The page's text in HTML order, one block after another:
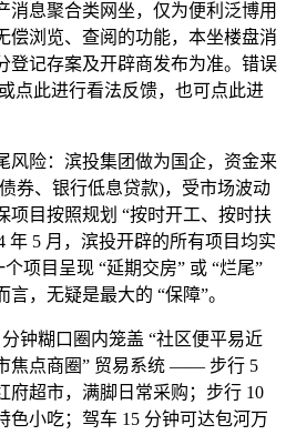
息聚合类网坐，仅为便利泛博用
偿浏览、查阅的功能，本坐楼盘消
登记存案及开辟商发布为准。错误
点此进行看法反馈，也可点此进
险：滨投集团做为国企，资金来
券、银行低息贷款)，受市场波动
项目按照规划 “按时开工、按时扶
年 5 月，滨投开辟的所有项目均实
项目呈现 “延期交房” 或 “烂尾”
，无疑是最大的 “保障”。
糊口圈内笼盖 “社区便平易近
焦点商圈” 贸易系统 —— 步行 5
府超市，满脚日常采购；步行 10
色小吃；驾车 15 分钟可达包河万